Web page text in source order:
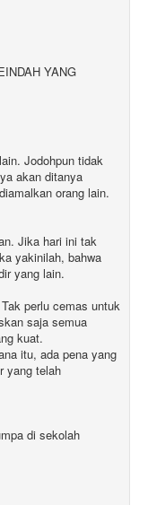
YANG
Jodohpun tidak
akan ditanya
orang lain.
Jika hari ini tak
yakinilah, bahwa
yang lain.
perlu cemas untuk
saja semua
kuat.
itu, ada pena yang
yang telah
di sekolah